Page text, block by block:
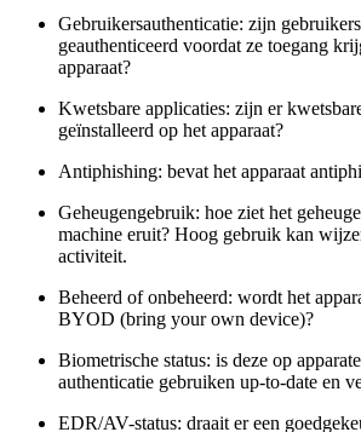
Gebruikersauthenticatie: zijn
geauthenticeerd voordat ze toegang
apparaat?
Kwetsbare applicaties: zijn er
geïnstalleerd op het apparaat?
Antiphishing: bevat het apparaat
Geheugengebruik: hoe ziet het
machine eruit? Hoog gebruik kan
activiteit.
Beheerd of onbeheerd: wordt het
BYOD (bring your own device)?
Biometrische status: is deze op
authenticatie gebruiken up-to-date en
EDR/AV-status: draait er een